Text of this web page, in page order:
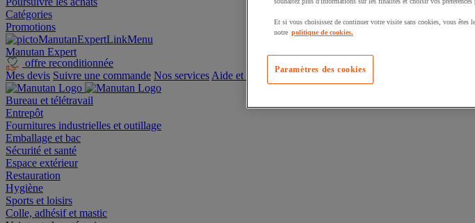
Catégories
Promotions
Manutan Expert
offre reconditionnée
Mes devis Suivre une commande Nos services Aide et contact
Bureau et télétravail
Entrepôt
Fournitures industrielles et outillage
Emballage et bac
Sécurité et santé
Espace extérieur
Restauration
Hygiène
Sports et loisirs
Colle, adhésif et mastic
Et si vous choisissez de continuer votre visite sans cookies, vous êtes
notre politique de cookies.
Paramètres des cookies